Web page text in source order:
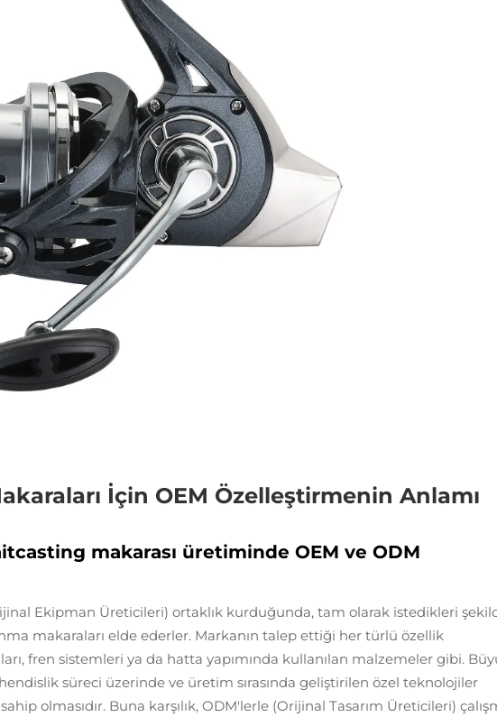
İçin OEM Özelleştirmenin Anlamı
makarası üretiminde OEM ve ODM
Ekipman Üreticileri) ortaklık kurduğunda, tam olarak istedikleri
makaraları elde ederler. Markanın talep ettiği her türlü özellik
fren sistemleri ya da hatta yapımında kullanılan malzemeler gibi.
süreci üzerinde ve üretim sırasında geliştirilen özel teknolojiler
olmasıdır. Buna karşılık, ODM'lerle (Orijinal Tasarım Üreticileri)